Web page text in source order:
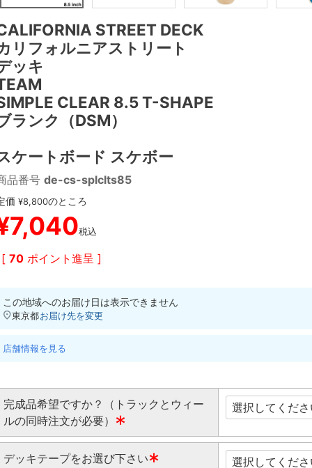
STREET DECK
リフォルニアストリート
ッキ
CLEAR 8.5 T-SHAPE
ランク（DSM）
ケートボード スケボー
品番号 de-cs-splclts85
価 ¥8,800のところ
7,040税込
[ 70 ポイント進呈 ]
この地域へのお届け日は表示できません
東京都お届け先を変更
店舗情報を見る
完成品希望ですか？（トラックとウィー
ルの同時注文が必要）
(
必
デッキテープをお選び下さい